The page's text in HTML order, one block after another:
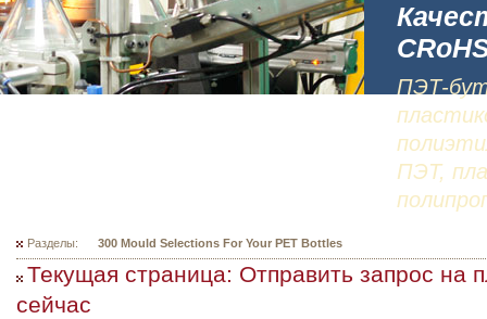
ПЭТ-
ПЭТ,
Разделы: 300 Mould Selections For Your PET Bottles
Текущая страница: Отправить запрос на
сейчас